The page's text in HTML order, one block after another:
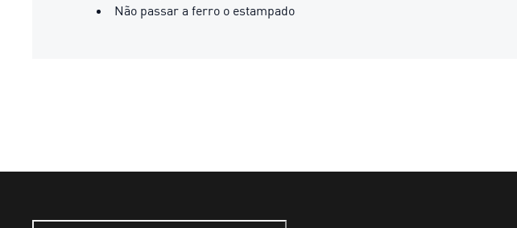
Não passar a ferro o estampado